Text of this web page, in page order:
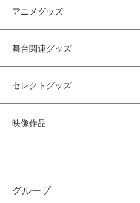
アニメグッズ
舞台関連グッズ
セレクトグッズ
映像作品
グループ